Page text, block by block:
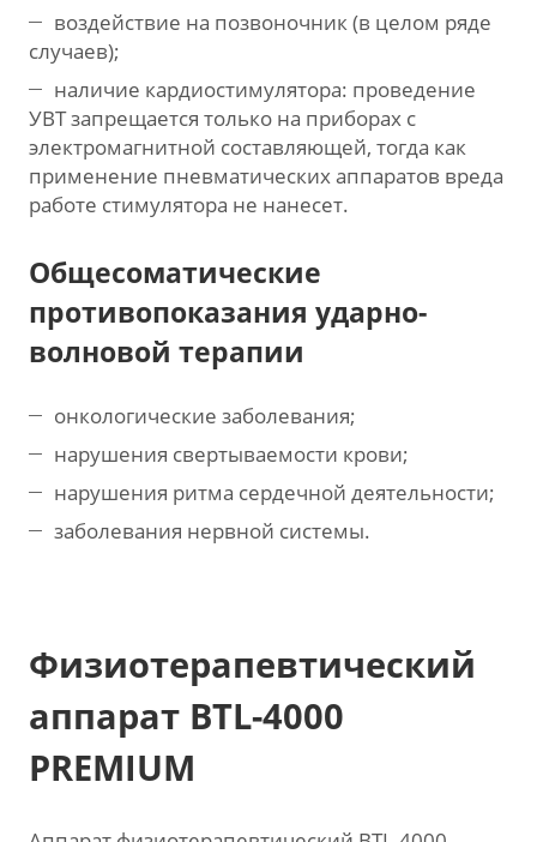
воздействие на позвоночник (в целом ряде
случаев);
наличие кардиостимулятора: проведение
УВТ запрещается только на приборах с
электромагнитной составляющей, тогда как
применение пневматических аппаратов вреда
работе стимулятора не нанесет.
Общесоматические
противопоказания ударно-
волновой терапии
онкологические заболевания;
нарушения свертываемости крови;
нарушения ритма сердечной деятельности;
заболевания нервной системы.
Физиотерапевтический
аппарат BTL-4000
PREMIUM